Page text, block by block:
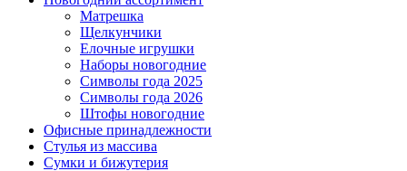
Матрешка
Щелкунчики
Елочные игрушки
Наборы новогодние
Символы года 2025
Символы года 2026
Штофы новогодние
Офисные принадлежности
Стулья из массива
Сумки и бижутерия